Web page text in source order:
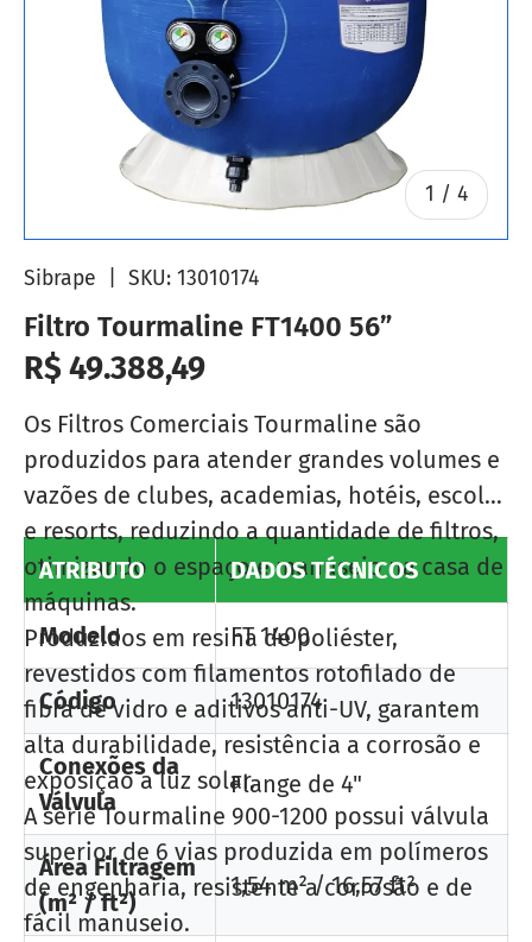
1 / de
4
Sibrape SKU: 13010174
Filtro Tourmaline FT1400 56”
Preço normal
R$ 49.388,49
Os Filtros Comerciais Tourmaline são
produzidos para atender grandes volumes e
vazões de clubes, academias, hotéis, escolas
e resorts, reduzindo a quantidade de filtros,
otimizando o espaço e manuseio na casa de
máquinas.
Produzidos em resina de poliéster,
revestidos com filamentos rotofilado de
fibra de vidro e aditivos anti-UV, garantem
alta durabilidade, resistência a corrosão e
exposição a luz solar.
A série Tourmaline 900-1200 possui válvula
superior de 6 vias produzida em polímeros
de engenharia, resistente a corrosão e de
fácil manuseio.
ATRIBUTO DADOS TÉCNICOS
Modelo FT 1400
Código 13010174
Conexões da
Válvula
Flange de 4"
Área Filtragem
(m² / ft²)
1,54 m² / 16,57 ft²